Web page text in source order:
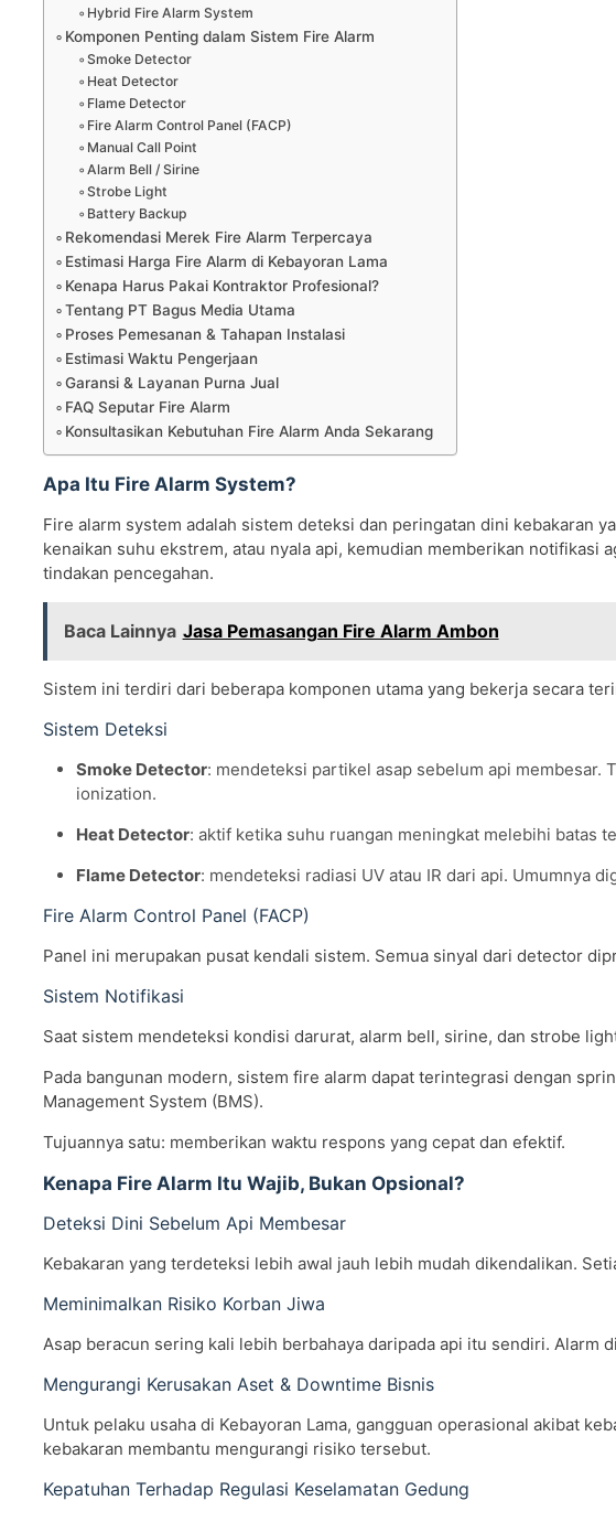
Hybrid Fire Alarm System
Komponen Penting dalam Sistem Fire Alarm
Smoke Detector
Heat Detector
Flame Detector
Fire Alarm Control Panel (FACP)
Manual Call Point
Alarm Bell / Sirine
Strobe Light
Battery Backup
Rekomendasi Merek Fire Alarm Terpercaya
Estimasi Harga Fire Alarm di Kebayoran Lama
Kenapa Harus Pakai Kontraktor Profesional?
Tentang PT Bagus Media Utama
Proses Pemesanan & Tahapan Instalasi
Estimasi Waktu Pengerjaan
Garansi & Layanan Purna Jual
FAQ Seputar Fire Alarm
Konsultasikan Kebutuhan Fire Alarm Anda Sekarang
Apa Itu Fire Alarm System?
Fire alarm system adalah sistem deteksi dan peringatan dini kebakaran
kenaikan suhu ekstrem, atau nyala api, kemudian memberikan notifikasi
tindakan pencegahan.
Baca Lainnya Jasa Pemasangan Fire Alarm Ambon
Sistem ini terdiri dari beberapa komponen utama yang bekerja secara
Sistem Deteksi
Smoke Detector: mendeteksi partikel asap sebelum api membesar.
ionization.
Heat Detector: aktif ketika suhu ruangan meningkat melebihi batas
Flame Detector: mendeteksi radiasi UV atau IR dari api. Umumnya
Fire Alarm Control Panel (FACP)
Panel ini merupakan pusat kendali sistem. Semua sinyal dari detector
Sistem Notifikasi
Saat sistem mendeteksi kondisi darurat, alarm bell, sirine, dan strobe
Pada bangunan modern, sistem fire alarm dapat terintegrasi dengan
Management System (BMS).
Tujuannya satu: memberikan waktu respons yang cepat dan efektif.
Kenapa Fire Alarm Itu Wajib, Bukan Opsional?
Deteksi Dini Sebelum Api Membesar
Kebakaran yang terdeteksi lebih awal jauh lebih mudah dikendalikan.
Meminimalkan Risiko Korban Jiwa
Asap beracun sering kali lebih berbahaya daripada api itu sendiri. Alarm
Mengurangi Kerusakan Aset & Downtime Bisnis
Untuk pelaku usaha di Kebayoran Lama, gangguan operasional akibat
kebakaran membantu mengurangi risiko tersebut.
Kepatuhan Terhadap Regulasi Keselamatan Gedung